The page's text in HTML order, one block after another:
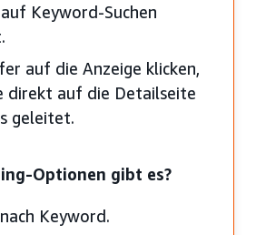
Keyword-Suchen
auf die Anzeige klicken,
direkt auf die Detailseite
geleitet.
Optionen gibt es?
Keyword.